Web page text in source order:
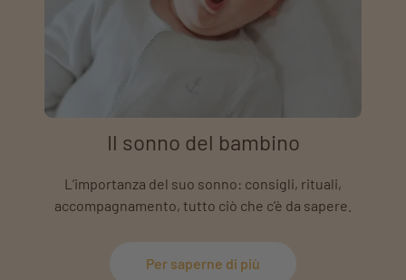
Il sonno del bambino
L’importanza del suo sonno: consigli, rituali,
accompagnamento, tutto ciò che c’è da sapere.
Per saperne di più